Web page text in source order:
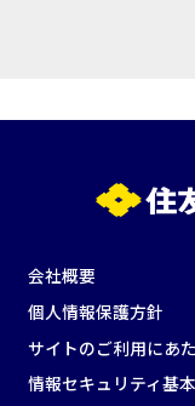
会社概要
個人情報保護方針
サイトのご利用にあ
情報セキュリティ基
選択し